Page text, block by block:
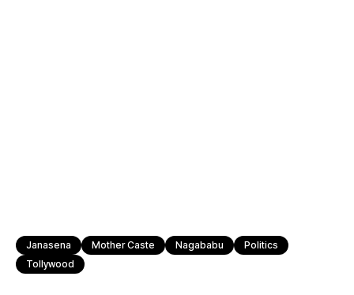
Janasena Mother Caste Nagababu
Politics
Tollywood